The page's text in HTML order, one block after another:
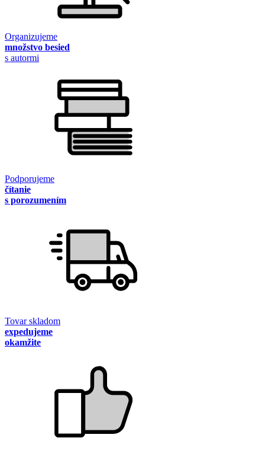
Organizujeme
množstvo besied
s autormi
Podporujeme
čítanie
s porozumením
Tovar skladom
expedujeme
okamžite